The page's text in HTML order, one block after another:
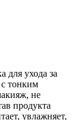
для ухода за
с тонким
не
продукта
увлажняет,